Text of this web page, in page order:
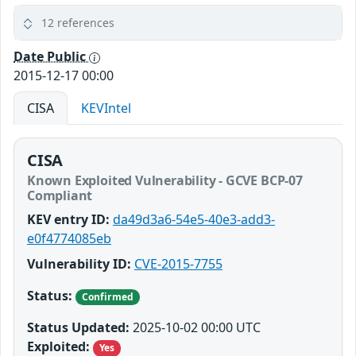
12 references
Date Public
2015-12-17 00:00
CISA
KEVIntel
CISA
Known Exploited Vulnerability - GCVE BCP-07
Compliant
KEV entry ID: da49d3a6-54e5-40e3-add3-
e0f4774085eb
Vulnerability ID: CVE-2015-7755
Status:
Confirmed
Status Updated: 2025-10-02 00:00 UTC
Exploited:
Yes